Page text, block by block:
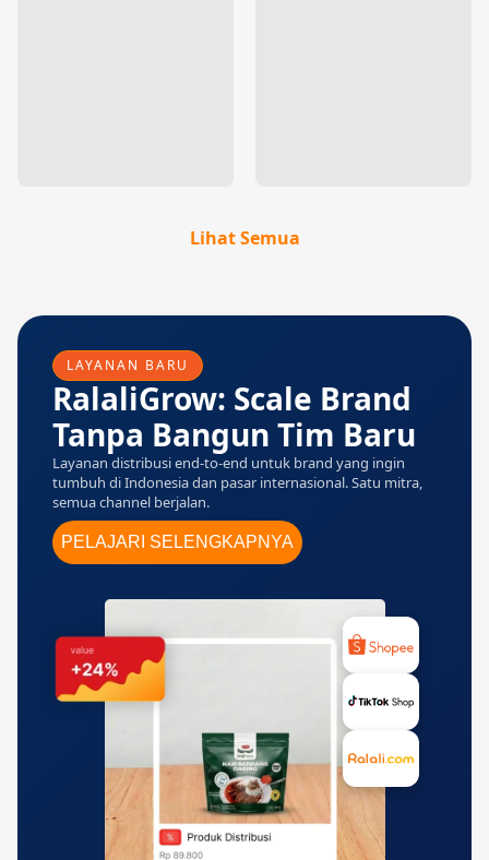
Lihat Semua
LAYANAN BARU
RalaliGrow: Scale Brand
Tanpa Bangun Tim Baru
Layanan distribusi end-to-end untuk brand yang ingin
tumbuh di Indonesia dan pasar internasional. Satu mitra,
semua channel berjalan.
PELAJARI SELENGKAPNYA